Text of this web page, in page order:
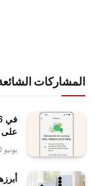
المشاركات
على
يونيو 30, 2026